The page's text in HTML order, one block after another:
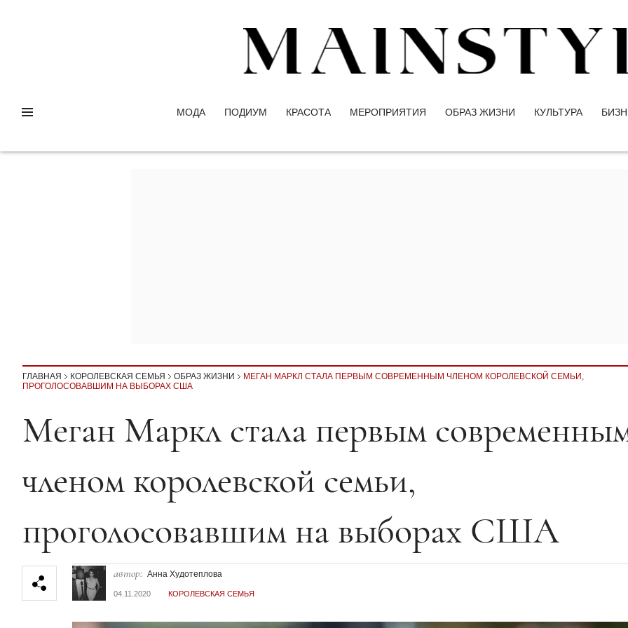
МОДА ПОДИУМ КРАСОТА МЕРОПРИЯТИЯ ОБРАЗ ЖИЗНИ КУЛЬТУРА
ГЛАВНАЯ КОРОЛЕВСКАЯ СЕМЬЯ ОБРАЗ ЖИЗНИ
МЕГАН МАРКЛ СТАЛА ПЕРВЫМ СОВРЕМЕННЫМ ЧЛЕНОМ КОРОЛЕВСКОЙ СЕМЬИ,
ПРОГОЛОСОВАВШИМ НА ВЫБОРАХ США
Секция статей
Меган Маркл стала первым
членом королевской семьи,
проголосовавшим на выборах США
автор: Анна Худотеплова
04.11.2020 КОРОЛЕВСКАЯ СЕМЬЯ